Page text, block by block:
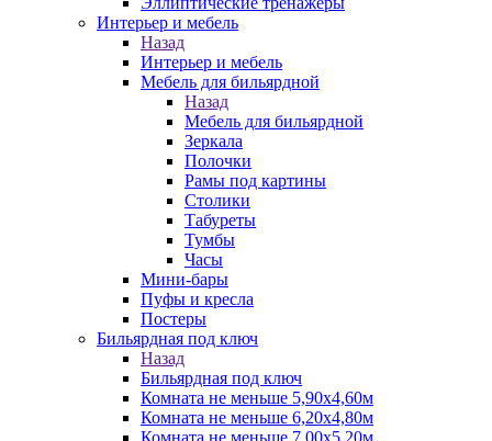
Интерьер и мебель
Назад
Интерьер и мебель
Мебель для бильярдной
Назад
Мебель для бильярдной
Зеркала
Полочки
Рамы под картины
Столики
Табуреты
Тумбы
Часы
Мини-бары
Пуфы и кресла
Постеры
Бильярдная под ключ
Назад
Бильярдная под ключ
Комната не меньше 5,90х4,60м
Комната не меньше 6,20х4,80м
Комната не меньше 7,00х5,20м